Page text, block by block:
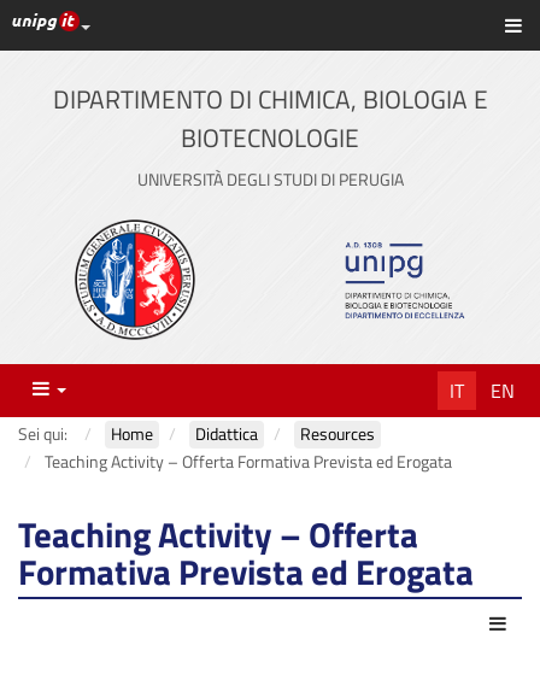
Vai
al
contenuto
principale
Link ai principali servizi web di Ateneo
DIPARTIMENTO DI CHIMICA, BIOLOGIA E
BIOTECNOLOGIE
UNIVERSITÀ DEGLI STUDI DI PERUGIA
Menu IT EN
Sei qui: Home Didattica
Resources
Teaching Activity – Offerta Formativa Prevista ed Erogata
Teaching Activity – Offerta
Formativa Prevista ed Erogata